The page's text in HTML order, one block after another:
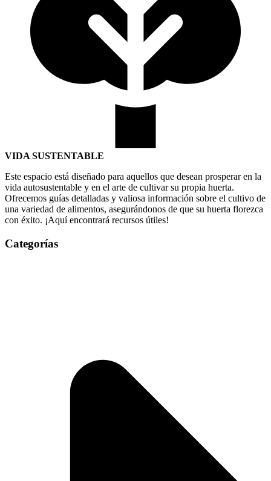
VIDA SUSTENTABLE
Este espacio está diseñado para aquellos que desean prosperar en la
vida autosustentable y en el arte de cultivar su propia huerta.
Ofrecemos guías detalladas y valiosa información sobre el cultivo de
una variedad de alimentos, asegurándonos de que su huerta florezca
con éxito. ¡Aquí encontrará recursos útiles!
Categorías